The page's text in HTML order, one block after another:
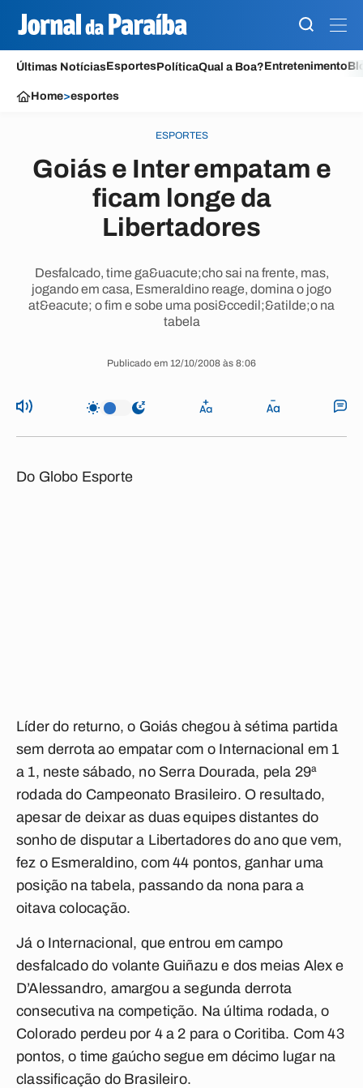
Últimas NotíciasEsportesPolíticaQual a Boa?Entretenimento
Home>esportes
ESPORTES
Goiás e Inter empatam e
ficam longe da
Libertadores
Desfalcado, time ga&uacute;cho sai na frente, mas,
jogando em casa, Esmeraldino reage, domina o jogo
at&eacute; o fim e sobe uma posi&ccedil;&atilde;o na
tabela
Publicado em 12/10/2008 às 8:06
Do Globo Esporte
Líder do returno, o Goiás chegou à sétima partida
sem derrota ao empatar com o Internacional em 1
a 1, neste sábado, no Serra Dourada, pela 29ª
rodada do Campeonato Brasileiro. O resultado,
apesar de deixar as duas equipes distantes do
sonho de disputar a Libertadores do ano que vem,
fez o Esmeraldino, com 44 pontos, ganhar uma
posição na tabela, passando da nona para a
oitava colocação.
Já o Internacional, que entrou em campo
desfalcado do volante Guiñazu e dos meias Alex e
D’Alessandro, amargou a segunda derrota
consecutiva na competição. Na última rodada, o
Colorado perdeu por 4 a 2 para o Coritiba. Com 43
pontos, o time gaúcho segue em décimo lugar na
classificação do Brasileiro.